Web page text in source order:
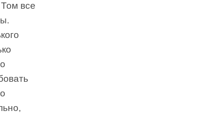
все